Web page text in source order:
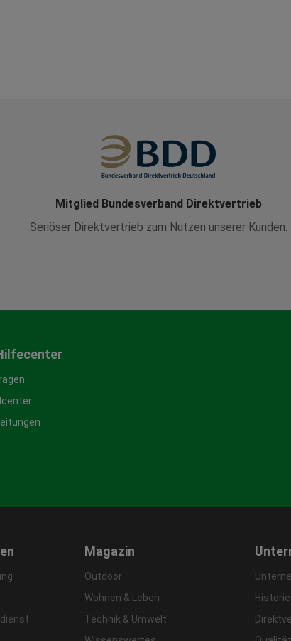
Mitglied Bundesverband Direktvertrieb
Seriöser Direktvertrieb zum Nutzen unserer Kunden.
Magazin
Outdoor
Wohnen & Leben
Technik & Umwelt
Historie